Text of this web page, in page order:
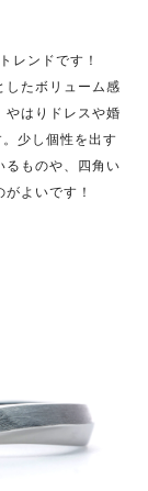
レンドです！
したボリューム感
やはりドレスや婚
少し個性を出す
るものや、四角い
よいです！